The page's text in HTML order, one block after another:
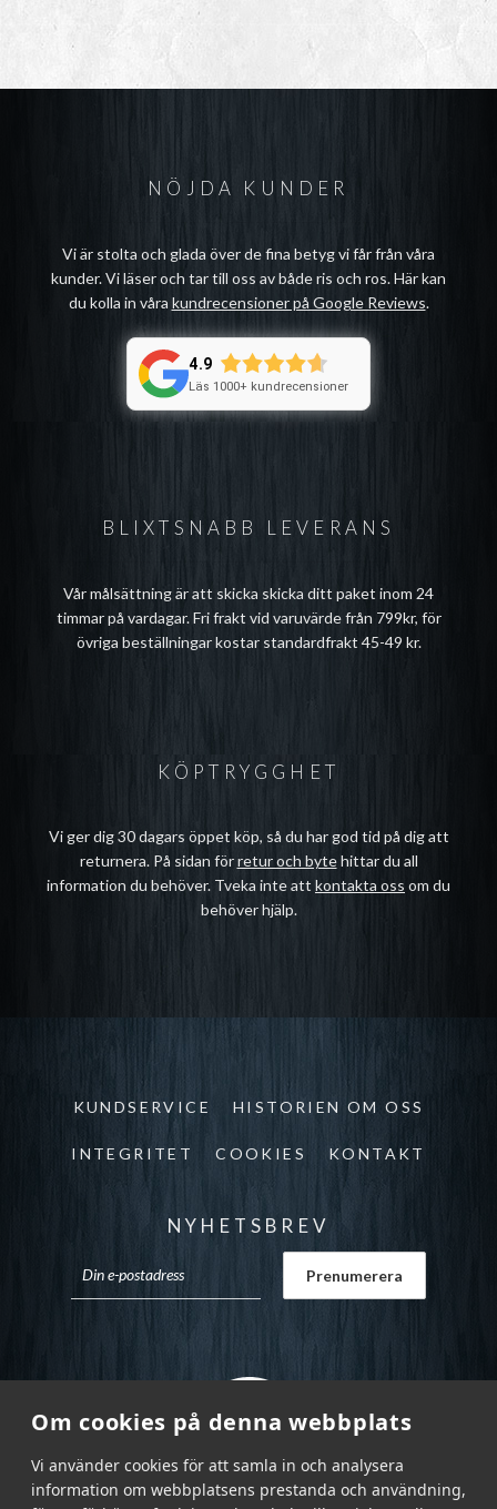
Om cookies på denna webbplats
Vi använder cookies för att samla in och analysera
information om webbplatsens prestanda och användning,
BLIXTSNABB LEVERANS
Vår målsättning är att skicka skicka ditt paket inom 24
timmar på vardagar. Fri frakt vid varuvärde från 799kr, för
övriga beställningar kostar standardfrakt 45-49 kr.
NÖJDA KUNDER
Vi är stolta och glada över de fina betyg vi får från våra
kunder. Vi läser och tar till oss av både ris och ros. Här kan
du kolla in våra kundrecensioner på Google Reviews.
4.9
Läs 1000+ kundrecensioner
KÖPTRYGGHET
Vi ger dig 30 dagars öppet köp, så du har god tid på dig att
returnera. På sidan förretur och bytehittar du all
information du behöver. Tveka inte att kontakta oss om du
behöver hjälp.
KUNDSERVICE HISTORIEN OM OSS
INTEGRITET COOKIES KONTAKT
NYHETSBREV